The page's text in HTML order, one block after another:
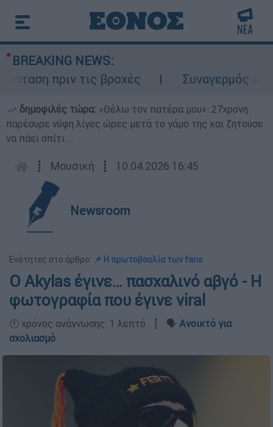
BREAKING NEWS:
πριν τις βροχές
Συναγερμός στον
δημοφιλές τώρα: «Θέλω τον πατέρα μου»: 27χρονη
παρέσυρε νύφη λίγες ώρες μετά το γάμο της και ζητούσε
να πάει σπίτι...
┋ Μουσική ┋ 10.04.2026 16:45
Newsroom
Ενότητες στο άρθρο: 📌 Η πρωτοβουλία των fans
Ο Akylas έγινε… πασχαλινό αβγό - Η
φωτογραφία που έγινε viral
🕛 χρόνος ανάγνωσης: 1 λεπτό ┋ 🗣️ Ανοικτό για
σχολιασμό